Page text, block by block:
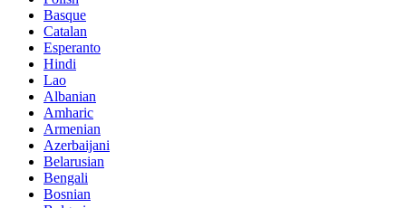
Basque
Catalan
Esperanto
Hindi
Lao
Albanian
Amharic
Armenian
Azerbaijani
Belarusian
Bengali
Bosnian